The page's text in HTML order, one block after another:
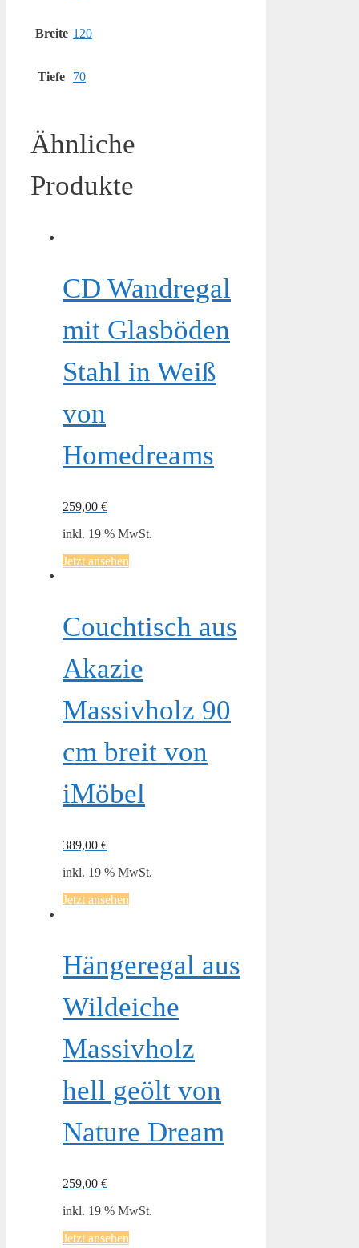
Breite 120
Tiefe 70
Ähnliche
Produkte
CD Wandregal
mit Glasböden
Stahl in Weiß
von
Homedreams
259,00 €
inkl. 19 % MwSt.
Jetzt ansehen
Couchtisch aus
Akazie
Massivholz 90
cm breit von
iMöbel
389,00 €
inkl. 19 % MwSt.
Jetzt ansehen
Hängeregal aus
Wildeiche
Massivholz
hell geölt von
Nature Dream
259,00 €
inkl. 19 % MwSt.
Jetzt ansehen